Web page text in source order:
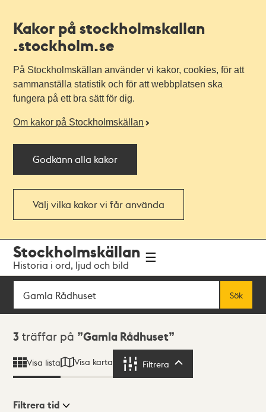
Kakor på stockholmskallan
.stockholm.se
På Stockholmskällan använder vi kakor, cookies, för att
sammanställa statistik och för att webbplatsen ska
fungera på ett bra sätt för dig.
Om kakor på Stockholmskällan
Godkänn alla kakor
Välj vilka kakor vi får använda
navigationen
huvudinnehållet
Stockholmskällan
Historia i ord, ljud och bild
Sök
Sök
Sökresultat
3 träffar på Gamla Rådhuset
Visa lista Visa karta Filtrera
Filtrera tid